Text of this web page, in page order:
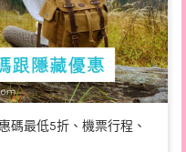
碼最低5折、機票行程、